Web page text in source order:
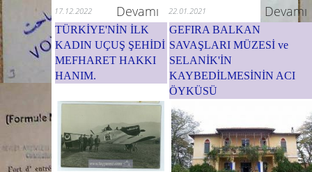
17.12.2022 Devamı 22.01.2021 Devamı
TÜRKİYE'NİN İLK
KADIN UÇUŞ ŞEHİDİ
MEFHARET HAKKI
HANIM.
GEFIRA BALKAN
SAVAŞLARI MÜZESİ ve
SELANİK'İN
KAYBEDİLMESİNİN ACI
ÖYKÜSÜ